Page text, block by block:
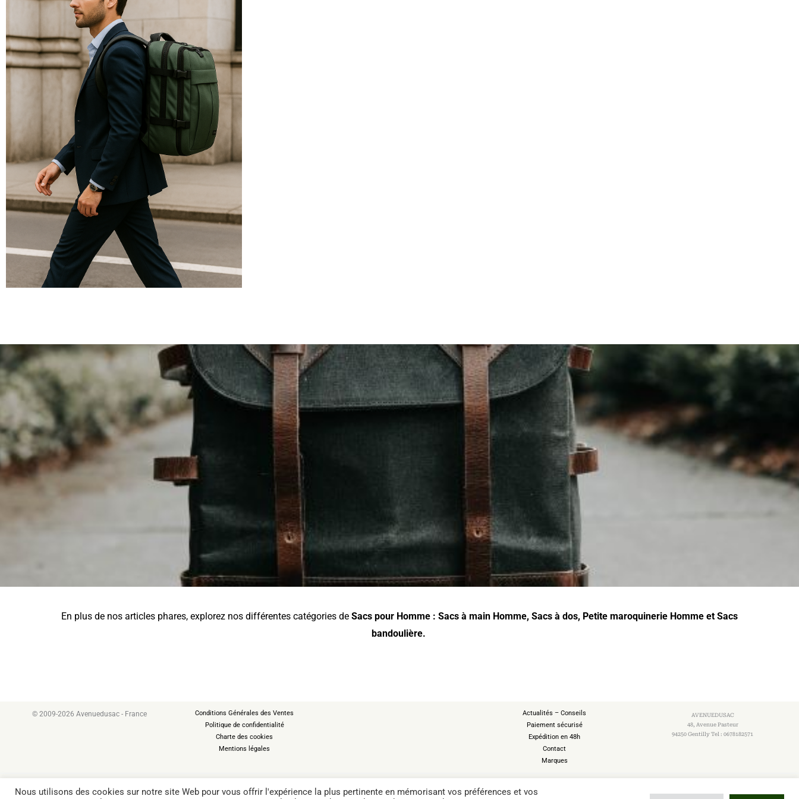
En plus de nos articles phares, explorez nos différentes catégories de Sacs pour Homme : Sacs à main Homme, Sacs à dos, Petite maroquinerie Homme et Sacs
bandoulière.
© 2009-2026 Avenuedusac - France
Conditions Générales des Ventes
Politique de confidentialité
Charte des cookies
Mentions légales
Actualités – Conseils
Paiement sécurisé
Expédition en 48h
Contact
Marques
AVENUEDUSAC
48, Avenue Pasteur
94250 Gentilly Tel : 0678182571
Valises Valise cabine Valise M&L Cartable Serviette Sacs à dos professionnels Sacs à dos Femme Sacs à main femme Sacs de voyage
Nous utilisons des cookies sur notre site Web pour vous offrir l'expérience la plus pertinente en mémorisant vos préférences et vos